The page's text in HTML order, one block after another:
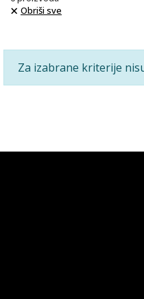
Obriši sve
Za izabrane kriterije